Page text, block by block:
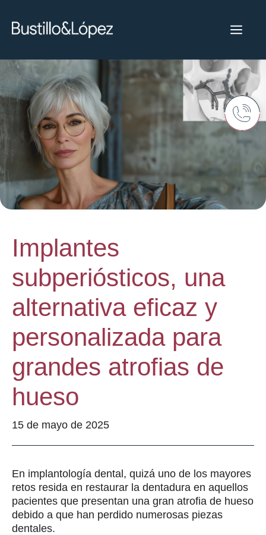
Implantes
subperiósticos, una
alternativa eficaz y
personalizada para
grandes atrofias de
hueso
15 de mayo de 2025
En implantología dental, quizá uno de los mayores
retos resida en restaurar la dentadura en aquellos
pacientes que presentan una gran atrofia de hueso
debido a que han perdido numerosas piezas
dentales.